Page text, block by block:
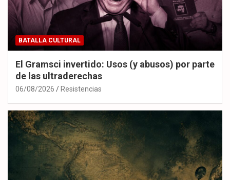
BATALLA CULTURAL
El Gramsci invertido: Usos (y abusos) por parte
de las ultraderechas
06/08/2026 Resistencias